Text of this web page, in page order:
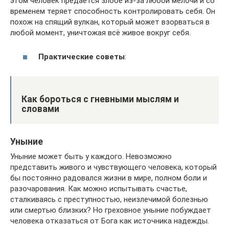
временем теряет способность контролировать себя. Он
похож на спящий вулкан, который может взорваться в
любой момент, уничтожая всё живое вокруг себя.
Практические советы:
Как бороться с гневными мыслям и
словами
Уныние
Уныние может быть у каждого. Невозможно
представить живого и чувствующего человека, который
бы постоянно радовался жизни в мире, полном боли и
разочарования. Как можно испытывать счастье,
сталкиваясь с преступностью, неизлечимой болезнью
или смертью близких? Но греховное уныние побуждает
человека отказаться от Бога как источника надежды.